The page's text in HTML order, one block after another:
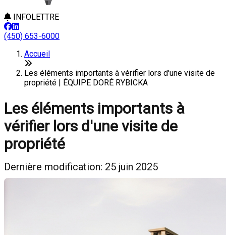
INFOLETTRE
(450) 653-6000
Accueil
Les éléments importants à vérifier lors d'une visite de
propriété | ÉQUIPE DORÉ RYBICKA
Les éléments importants à
vérifier lors d'une visite de
propriété
Dernière modification: 25 juin 2025